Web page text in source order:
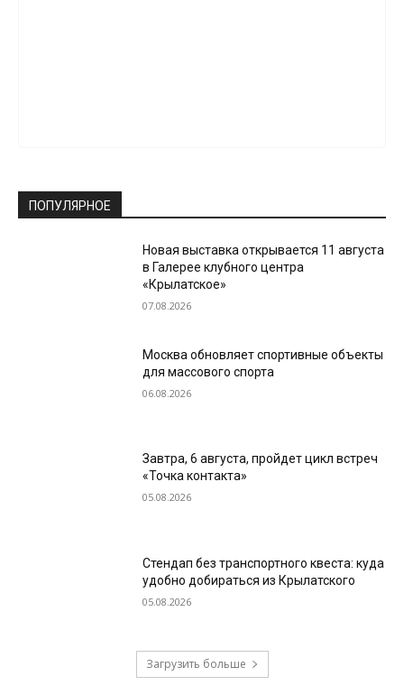
ПОПУЛЯРНОЕ
Новая выставка открывается 11 августа
в Галерее клубного центра
«Крылатское»
07.08.2026
Москва обновляет спортивные объекты
для массового спорта
06.08.2026
Завтра, 6 августа, пройдет цикл встреч
«Точка контакта»
05.08.2026
Стендап без транспортного квеста: куда
удобно добираться из Крылатского
05.08.2026
Загрузить больше